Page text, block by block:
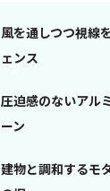
風を通しつつ視線
ェンス
圧迫感のないアル
ーン
建物と調和するモ